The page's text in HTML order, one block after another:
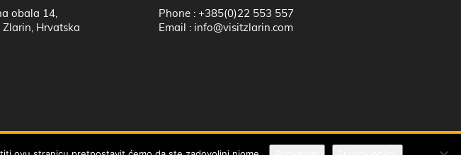
obala 14,
Zlarin, Hrvatska
Phone : +385(0)22 553 557
Email : info@visitzlarin.com